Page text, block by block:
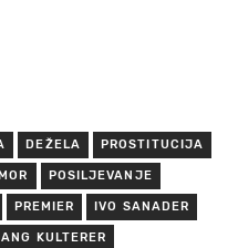
DEŽELA PROSTITUCIJA
POSILJEVANJE
PREMIER IVO SANADER
KULTERER